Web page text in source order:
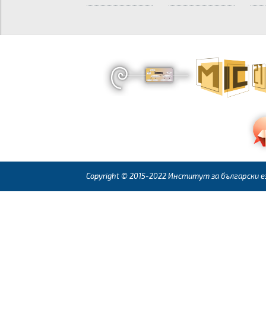
Copyright © 2015-2022 Институт за български